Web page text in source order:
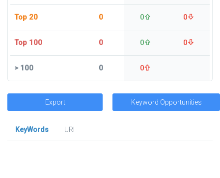
Top 20 0 0 0
Top 100 0 0 0
>100 0 0
Export Keyword Opportunities
KeyWords
URl